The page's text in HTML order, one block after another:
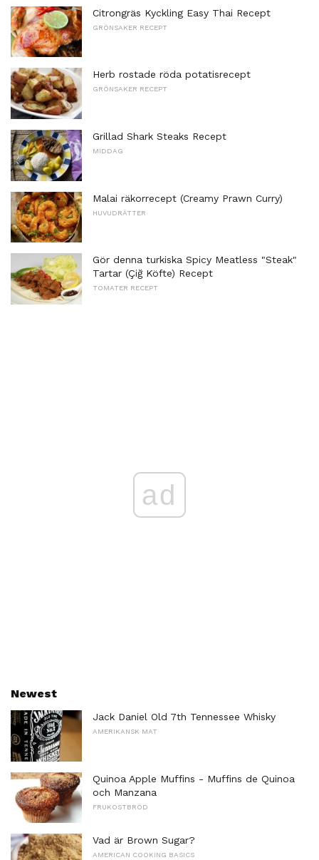
Citrongräs Kyckling Easy Thai Recept
GRÖNSAKER RECEPT
Herb rostade röda potatisrecept
GRÖNSAKER RECEPT
Grillad Shark Steaks Recept
MIDDAG
Malai räkorrecept (Creamy Prawn Curry)
HUVUDRÄTTER
Gör denna turkiska Spicy Meatless "Steak"
Tartar (Çiğ Köfte) Recept
TOMATER RECEPT
ad
Newest
Jack Daniel Old 7th Tennessee Whisky
AMERIKANSK MAT
Quinoa Apple Muffins - Muffins de Quinoa
och Manzana
FRUKOSTBRÖD
Vad är Brown Sugar?
AMERICAN COOKING BASICS